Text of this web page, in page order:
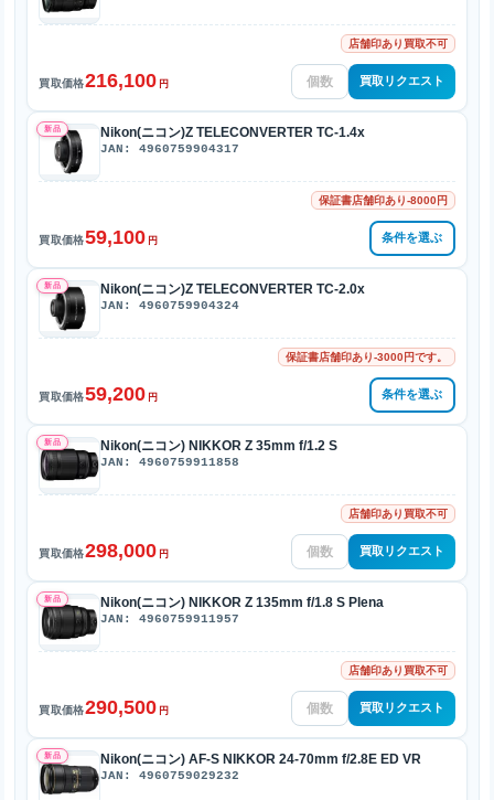
店舗印あり買取不可
買取価格216,100 円 買取リクエスト
新品 Nikon(ニコン)Z TELECONVERTER TC-1.4x
JAN: 4960759904317
保証書店舗印あり-8000円
買取価格59,100 円 条件を選ぶ
新品 Nikon(ニコン)Z TELECONVERTER TC-2.0x
JAN: 4960759904324
保証書店舗印あり-3000円です。
買取価格59,200 円 条件を選ぶ
新品 Nikon(ニコン) NIKKOR Z 35mm f/1.2 S
JAN: 4960759911858
店舗印あり買取不可
買取価格298,000 円 買取リクエスト
新品 Nikon(ニコン) NIKKOR Z 135mm f/1.8 S Plena
JAN: 4960759911957
店舗印あり買取不可
買取価格290,500 円 買取リクエスト
新品 Nikon(ニコン) AF-S NIKKOR 24-70mm f/2.8E ED VR
JAN: 4960759029232